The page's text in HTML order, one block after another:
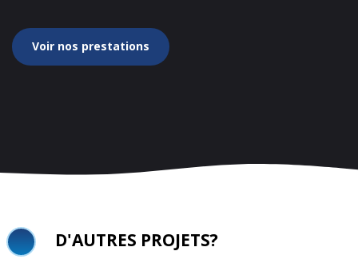
Voir nos prestations
D'AUTRES PROJETS?